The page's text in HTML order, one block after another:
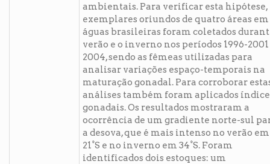
ambientais. Para verificar esta hipótese,
exemplares oriundos de quatro áreas em
águas brasileiras foram coletados
verão e o inverno nos períodos 1996-2001
2004, sendo as fêmeas utilizadas para
analisar variações espaço-temporais na
maturação gonadal. Para corroborar
análises também foram aplicados
gonadais. Os resultados mostraram a
ocorrência de um gradiente norte-sul
a desova, que é mais intenso no verão em
21°S e no inverno em 34°S. Foram
identificados dois estoques: um